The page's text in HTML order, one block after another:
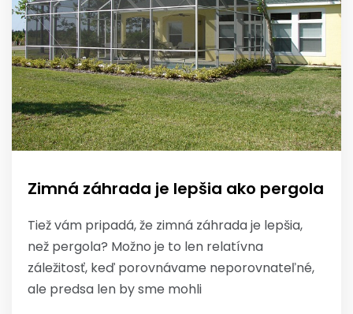
Zimná záhrada je lepšia ako pergola
Tiež vám pripadá, že zimná záhrada je lepšia,
než pergola? Možno je to len relatívna
záležitosť, keď porovnávame neporovnateľné,
ale predsa len by sme mohli